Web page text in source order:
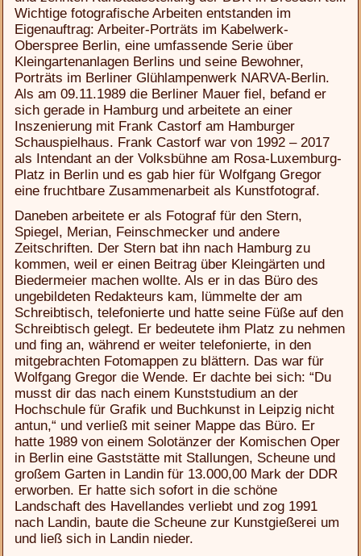
Wichtige fotografische Arbeiten entstanden im
Eigenauftrag: Arbeiter-Porträts im Kabelwerk-
Oberspree Berlin, eine umfassende Serie über
Kleingartenanlagen Berlins und seine Bewohner,
Porträts im Berliner Glühlampenwerk NARVA-Berlin.
Als am 09.11.1989 die Berliner Mauer fiel, befand er
sich gerade in Hamburg und arbeitete an einer
Inszenierung mit Frank Castorf am Hamburger
Schauspielhaus. Frank Castorf war von 1992 – 2017
als Intendant an der Volksbühne am Rosa-Luxemburg-
Platz in Berlin und es gab hier für Wolfgang Gregor
eine fruchtbare Zusammenarbeit als Kunstfotograf.
Daneben arbeitete er als Fotograf für den Stern,
Spiegel, Merian, Feinschmecker und andere
Zeitschriften. Der Stern bat ihn nach Hamburg zu
kommen, weil er einen Beitrag über Kleingärten und
Biedermeier machen wollte. Als er in das Büro des
ungebildeten Redakteurs kam, lümmelte der am
Schreibtisch, telefonierte und hatte seine Füße auf den
Schreibtisch gelegt. Er bedeutete ihm Platz zu nehmen
und fing an, während er weiter telefonierte, in den
mitgebrachten Fotomappen zu blättern. Das war für
Wolfgang Gregor die Wende. Er dachte bei sich: “Du
musst dir das nach einem Kunststudium an der
Hochschule für Grafik und Buchkunst in Leipzig nicht
antun,“ und verließ mit seiner Mappe das Büro. Er
hatte 1989 von einem Solotänzer der Komischen Oper
in Berlin eine Gaststätte mit Stallungen, Scheune und
großem Garten in Landin für 13.000,00 Mark der DDR
erworben. Er hatte sich sofort in die schöne
Landschaft des Havellandes verliebt und zog 1991
nach Landin, baute die Scheune zur Kunstgießerei um
und ließ sich in Landin nieder.